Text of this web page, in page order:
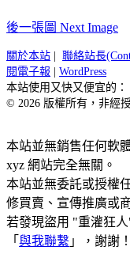
後一張圖 Next Image
關於本站 聯絡站長
閱電子報
WordPress
本站使用又快又便宜的：
© 2026 版權所有，非經
本站並無銷售任何軟
xyz 網站完全無關。
本站並無委託或授權
修買賣、宣傳推廣或
若發現盜用 "重灌狂
「 與我聯繫 」，謝謝！